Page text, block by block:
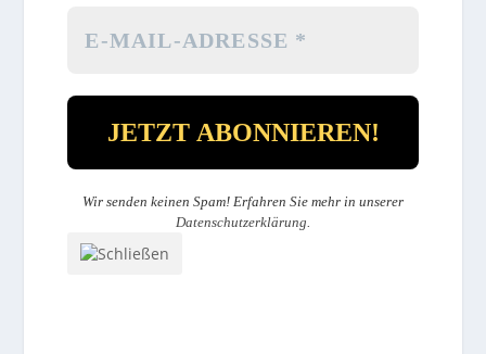
Wir senden keinen Spam! Erfahren Sie mehr in unserer
Datenschutzerklärung